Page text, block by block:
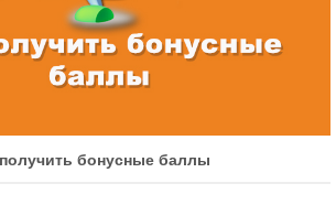
бонусные баллы